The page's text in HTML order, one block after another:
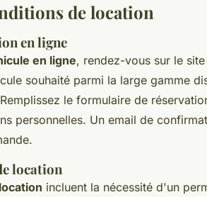
de location
en ligne
en ligne, rendez-vous sur le
souhaité parmi la large gamme
le formulaire de
personnelles. Un email de
location
incluent la nécessité d'un